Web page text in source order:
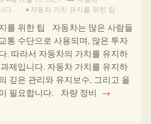
다.
• 자동차 가치 유지를 위한 팁
를 위한 팁 자동차는 많은 사람들
통 수단으로 사용되며, 많은 투자
. 따라서 자동차의 가치를 유지하
제입니다. 자동차 가치를 유지하
깊은 관리와 유지보수, 그리고 올
필요합니다. 차량 정비 →